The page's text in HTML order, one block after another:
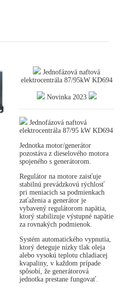
Jednofázová naftová
elektrocentrála 87/95kW KD694
Novinka 2023
Jednofázová naftová
elektrocentrála 87/95 kW KD694
Jednotka motor/generátor
pozostáva z dieselového motora
spojeného s generátorom.
Regulátor na motore zaisťuje
stabilnú prevádzkovú rýchlosť
pri meniacich sa podmienkach
zaťaženia a generátor je
vybavený regulátorom napätia,
ktorý stabilizuje výstupné napätie
za rovnakých podmienok.
Systém automatického vypnutia,
ktorý deteguje nízky tlak oleja
alebo vysokú teplotu chladiacej
kvapaliny, v každom prípade
spôsobí, že generátorová
jednotka prestane fungovať.